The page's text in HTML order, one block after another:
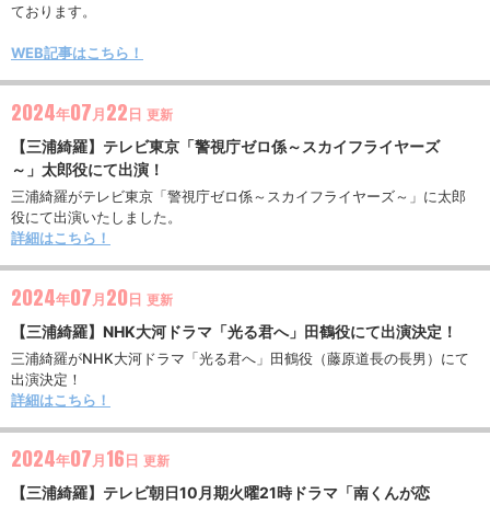
ております。
WEB記事はこちら！
2024年07 月22日 更新
【三浦綺羅】テレビ東京「警視庁ゼロ係～スカイフライヤーズ
～」太郎役にて出演！
三浦綺羅がテレビ東京「警視庁ゼロ係～スカイフライヤーズ～」に太郎
役にて出演いたしました。
詳細はこちら！
2024年07 月20日 更新
【三浦綺羅】NHK大河ドラマ「光る君へ」田鶴役にて出演決定！
三浦綺羅がNHK大河ドラマ「光る君へ」田鶴役（藤原道長の長男）にて
出演決定！
詳細はこちら！
2024年07月16日 更新
【三浦綺羅】テレビ朝日10月期火曜21時ドラマ「南くんが恋